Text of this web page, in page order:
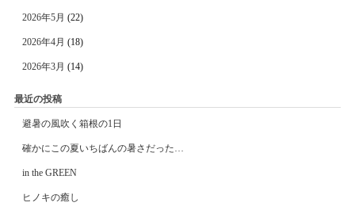
2026年5月 (22)
2026年4月 (18)
2026年3月 (14)
最近の投稿
避暑の風吹く箱根の1日
確かにこの夏いちばんの暑さだった…
in the GREEN
ヒノキの癒し